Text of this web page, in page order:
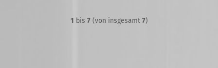
1 bis 7(von insgesamt 7)